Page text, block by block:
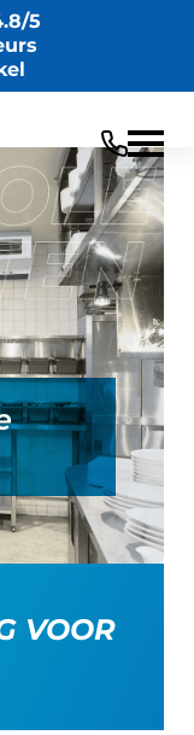
5
VOOR